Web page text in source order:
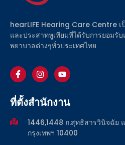
hearLIFE Hearing Care Centre เ
และประสาทหูเทียมที่ได้รับการยอมรั
พยาบาลต่างๆทั่วประเทศไทย
ที่ตั้งสำนักงาน
1446,1448 ถ.สุทธิสารวินิจฉัย
กรุงเทพฯ 10400